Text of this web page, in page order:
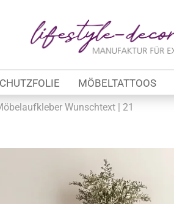
MÖBELTATTOOS
Wunschtext | 21